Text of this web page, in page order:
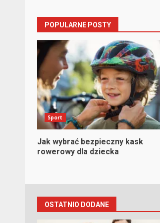
POPULARNE POSTY
Sport
Jak wybrać bezpieczny kask
rowerowy dla dziecka
OSTATNIO DODANE